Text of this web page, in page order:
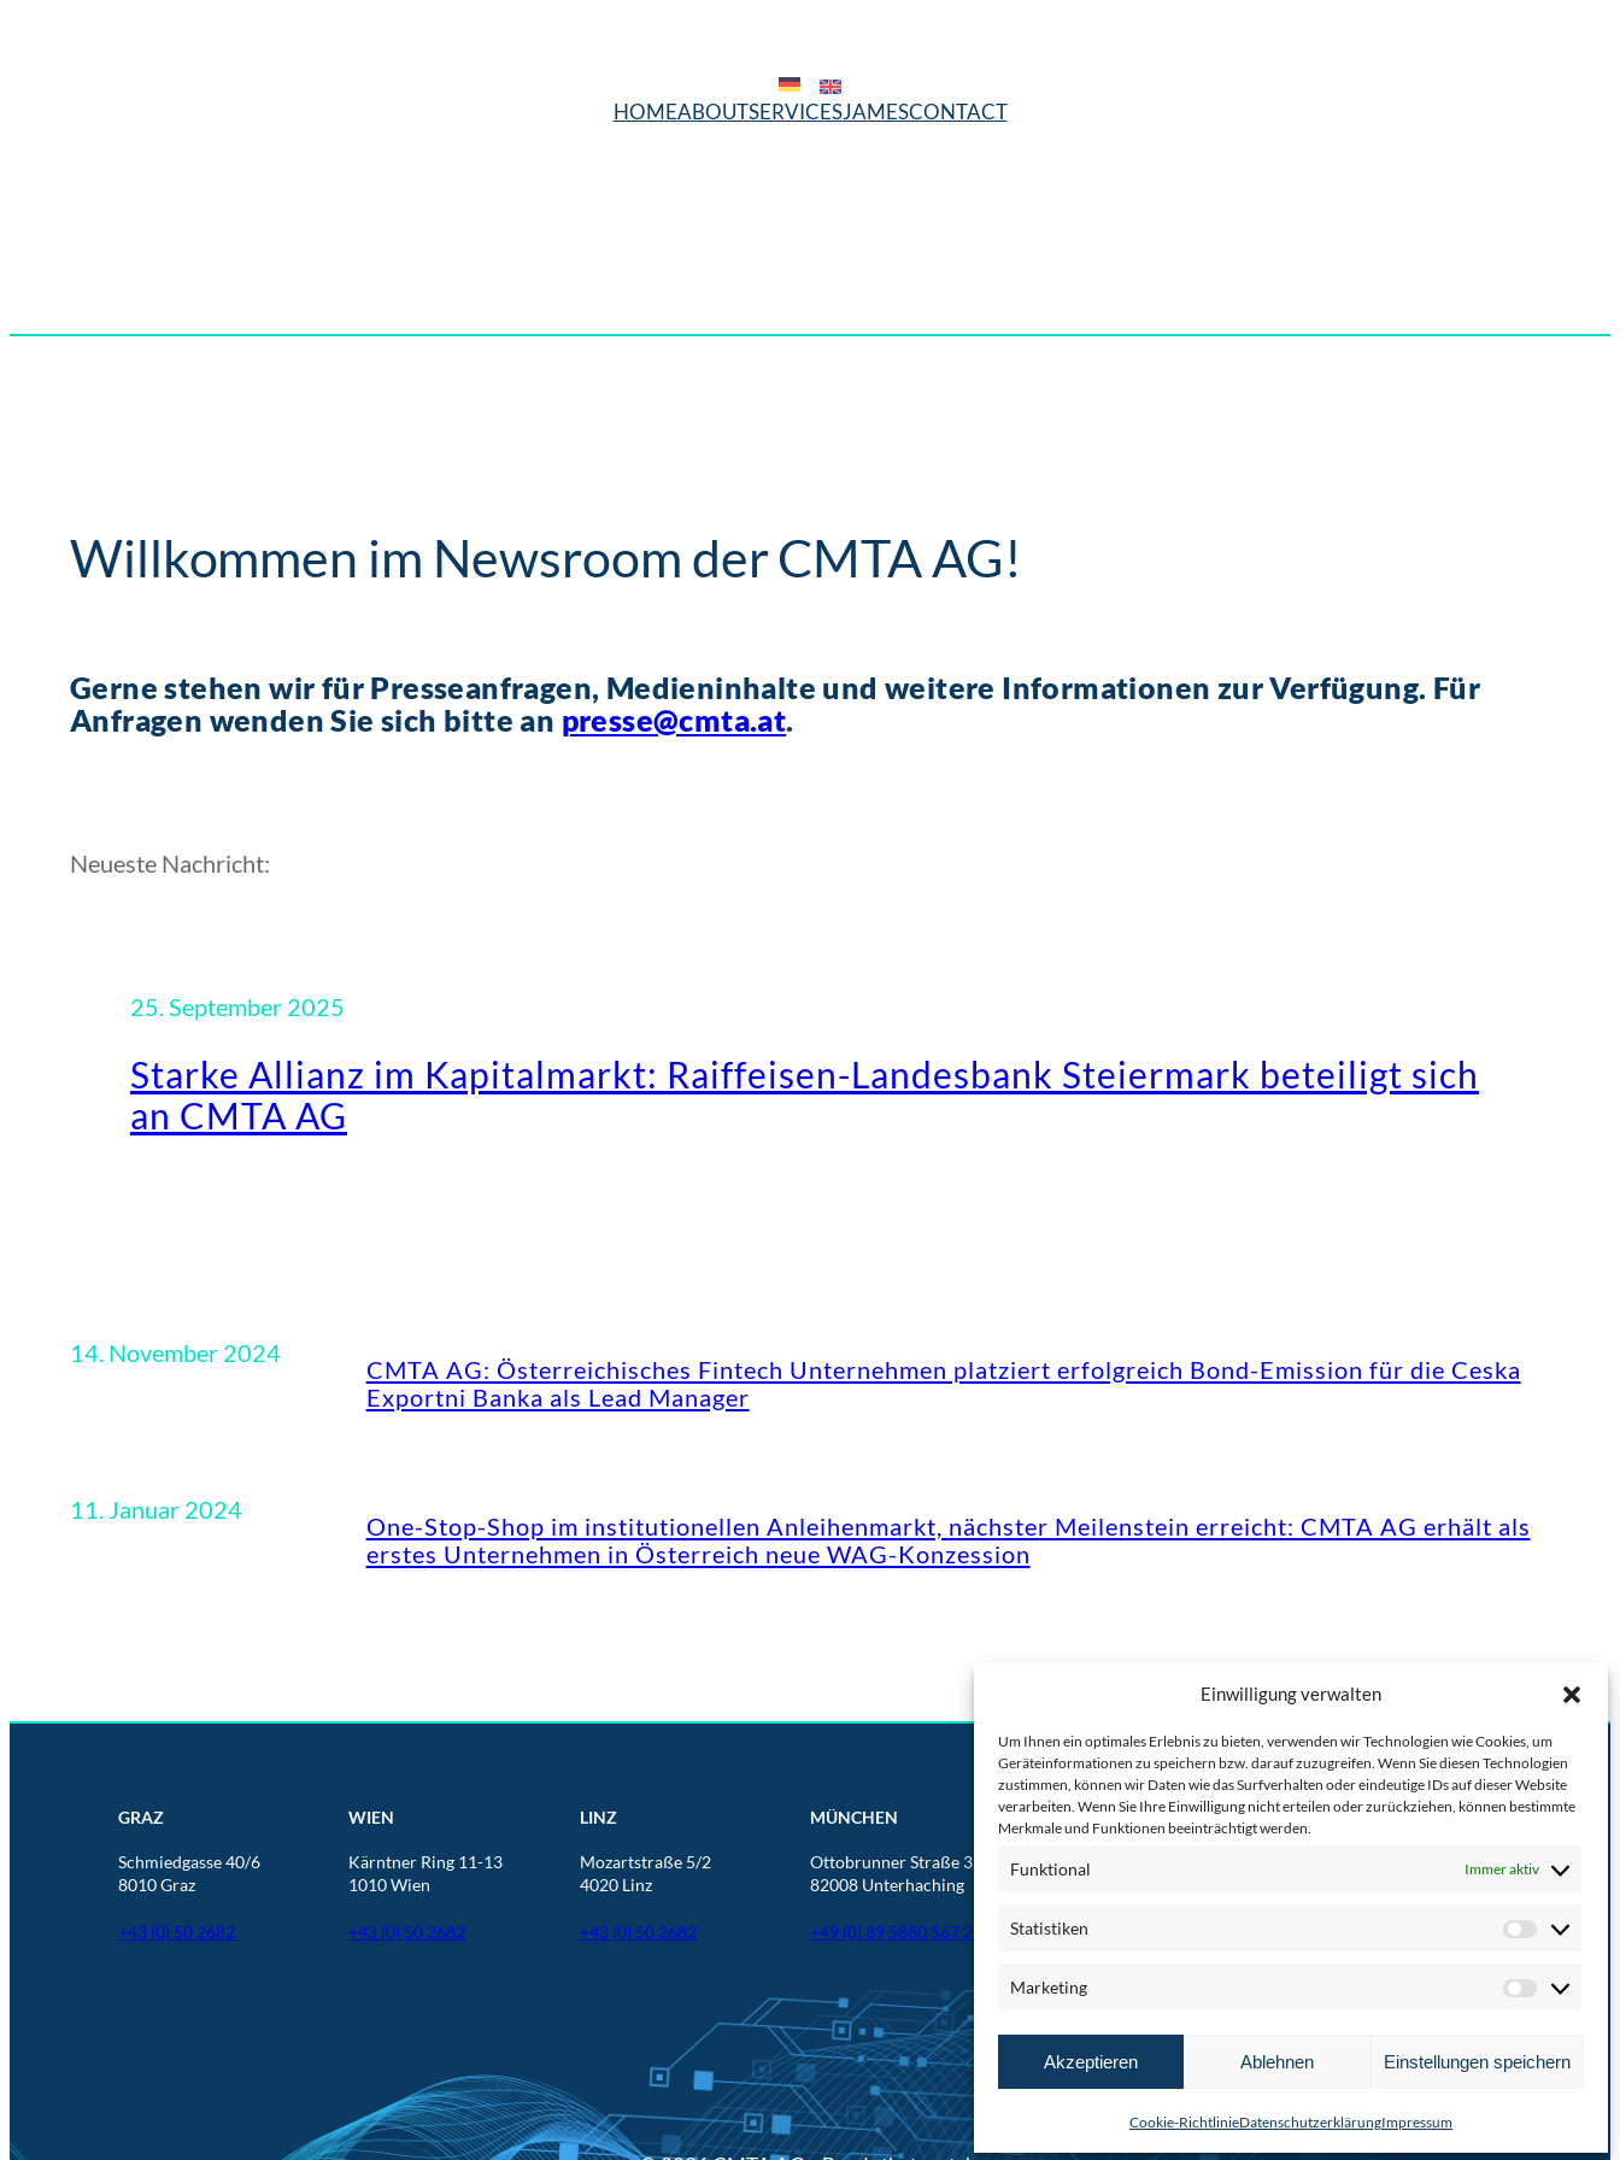
Einwilligung verwalten
Um Ihnen ein optimales Erlebnis zu bieten, verwenden wir Technologien wie Cookies, um
Geräteinformationen zu speichern bzw. darauf zuzugreifen. Wenn Sie diesen Technologien
zustimmen, können wir Daten wie das Surfverhalten oder eindeutige IDs auf dieser Website
verarbeiten. Wenn Sie Ihre Einwilligung nicht erteilen oder zurückziehen, können bestimmte
Merkmale und Funktionen beeinträchtigt werden.
Funktional Immer aktiv
Statistiken
Marketing
Akzeptieren Ablehnen Einstellungen speichern
Cookie-RichtlinieDatenschutzerklärungImpressum
HOMEABOUTSERVICESJAMESCONTACT
Willkommen im Newsroom der CMTA AG!
Gerne stehen wir für Presseanfragen, Medieninhalte und weitere Informationen zur Verfügung. Für
Anfragen wenden Sie sich bitte an presse@cmta.at.
Neueste Nachricht:
25. September 2025
Starke Allianz im Kapitalmarkt: Raiffeisen-Landesbank Steiermark beteiligt sich
an CMTA AG
14. November 2024
CMTA AG: Österreichisches Fintech Unternehmen platziert erfolgreich Bond-Emission für die Ceska
Exportni Banka als Lead Manager
11. Januar 2024
One-Stop-Shop im institutionellen Anleihenmarkt, nächster Meilenstein erreicht: CMTA AG erhält als
erstes Unternehmen in Österreich neue WAG-Konzession
GRAZ
Schmiedgasse 40/6
8010 Graz
+43 (0) 50 2682
WIEN
Kärntner Ring 11-13
1010 Wien
+43 (0) 50 2682
LINZ
Mozartstraße 5/2
4020 Linz
+43 (0) 50 2682
MÜNCHEN
Ottobrunner Straße 39
82008 Unterhaching
+49 (0) 89 5880 567 201
Impressum & Disclaimer